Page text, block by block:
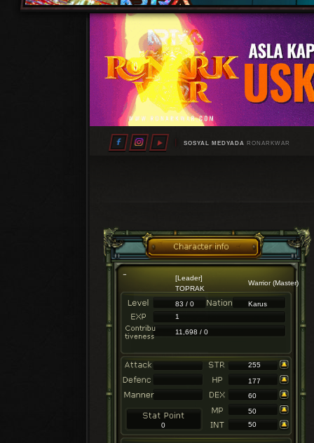
SOSYAL MEDYADA RONARKWAR
[Leader]
TOPRAK
Warrior (Master)
83 / 0
Karus
1
11,698 / 0
255
177
0
60
50
50